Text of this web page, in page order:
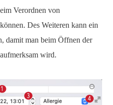
Verordnen von
Des Weiteren kann ein
damit man beim Öffnen der
wird.